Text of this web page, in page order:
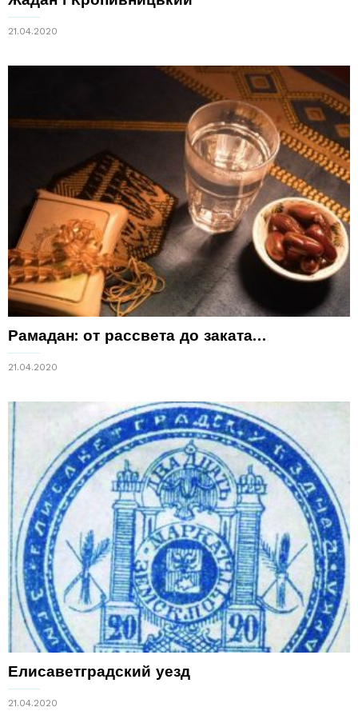
21.04.2020
Рамадан: от рассвета до заката…
21.04.2020
Елисаветградский уезд
21.04.2020